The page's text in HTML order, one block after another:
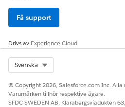
Få support
Drivs av Experience Cloud
Svenska
© Copyright 2026, Salesforce.com Inc.
Varumärken tillhör respektive ägare.
SFDC SWEDEN AB, Klarabergsviadukten